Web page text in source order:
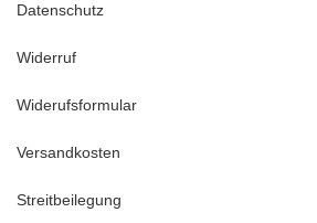
Datenschutz
Widerruf
Widerufsformular
Versandkosten
Streitbeilegung